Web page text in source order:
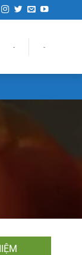
- -